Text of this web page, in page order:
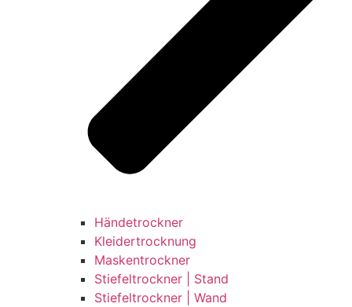
Händetrockner
Kleidertrocknung
Maskentrockner
Stiefeltrockner | Stand
Stiefeltrockner | Wand